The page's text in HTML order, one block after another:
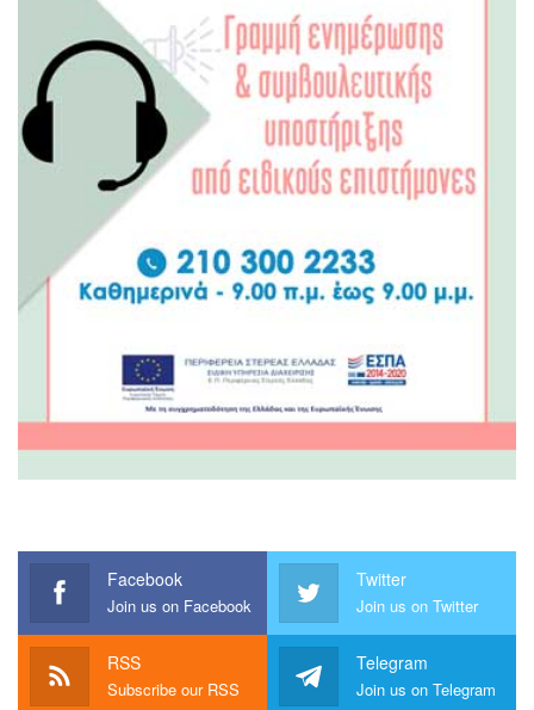
Facebook
Join us on Facebook
Twitter
Join us on Twitter
RSS
Subscribe our RSS
Telegram
Join us on Telegram